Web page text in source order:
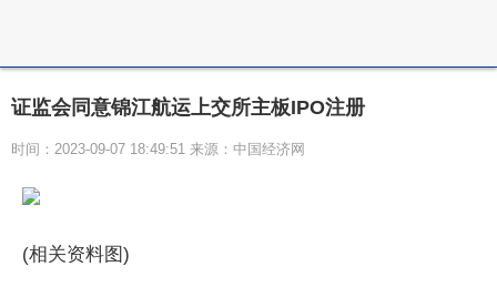
证监会同意锦江航运上交所主板IPO注册
时间：2023-09-07 18:49:51 来源：中国经济网
(相关资料图)